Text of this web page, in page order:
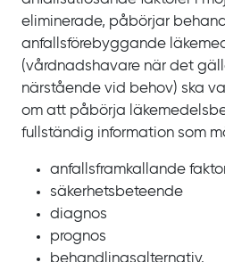
eliminerade, påbörjar
anfallsförebyggande
(vårdnadshavare när det
närstående vid behov) ska
om att påbörja
fullständig information som
anfallsframkallande
säkerhetsbeteende
diagnos
prognos